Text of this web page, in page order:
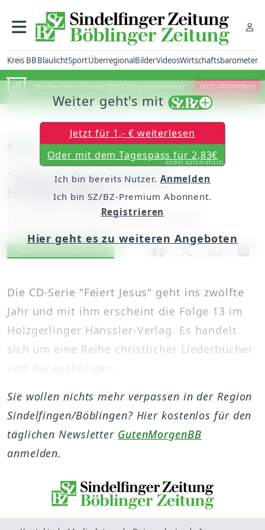
Kreis BBBlaulichtSportÜberregionalBilderVideosWirtschaftsbarometer
Machen Sie mit beim SZ/BZ-Bürgerbarometer! Jetzt abstimmen
Kulturvorschau
"Feiert Jesus"-Party in
Holzgerlingen
Samstag, 08. September 2007, 00:00 Uhr
Artikel vorlesen
Exklusiv für Abonnenten
Die CD-Serie "Feiert Jesus" geht ins zwölfte
Jahr und mit ihm erscheint die Folge 13 im
Holzgerlinger Hänssler-Verlag. Es handelt
sich um eine Reihe christlicher Liederbücher
und dazugehöriger ...
Weiter geht's mit
Jetzt für 1,- € weiterlesen
Oder mit dem Tagespass für 2,83€
endet automatisch
Ich bin bereits Nutzer. Anmelden
Ich bin SZ/BZ-Premium Abonnent.
Registrieren
Hier geht es zu weiteren Angeboten
Sie wollen nichts mehr verpassen in der Region
Sindelfingen/Böblingen? Hier kostenlos für den
täglichen Newsletter GutenMorgenBB
anmelden.